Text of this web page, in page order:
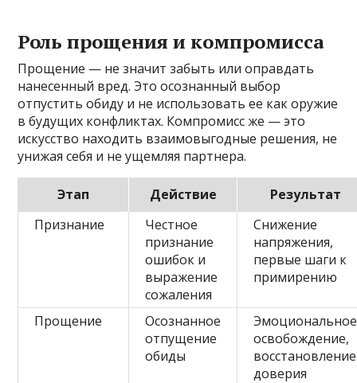
Роль прощения и компромисса
Прощение — не значит забыть или оправдать
нанесенный вред. Это осознанный выбор
отпустить обиду и не использовать ее как оружие
в будущих конфликтах. Компромисс же — это
искусство находить взаимовыгодные решения, не
унижая себя и не ущемляя партнера.
Этап Действие
Результат
Признание
Честное
признание
ошибок и
выражение
сожаления
Снижение
напряжения,
первые шаги к
примирению
Прощение
Осознанное
отпущение
обиды
Эмоциональное
освобождение,
восстановление
доверия